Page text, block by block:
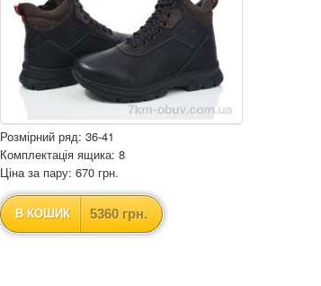
Розмірний ряд: 36-41
Комплектація ящика: 8
Ціна за пару: 670 грн.
В КОШИК 5360 грн.